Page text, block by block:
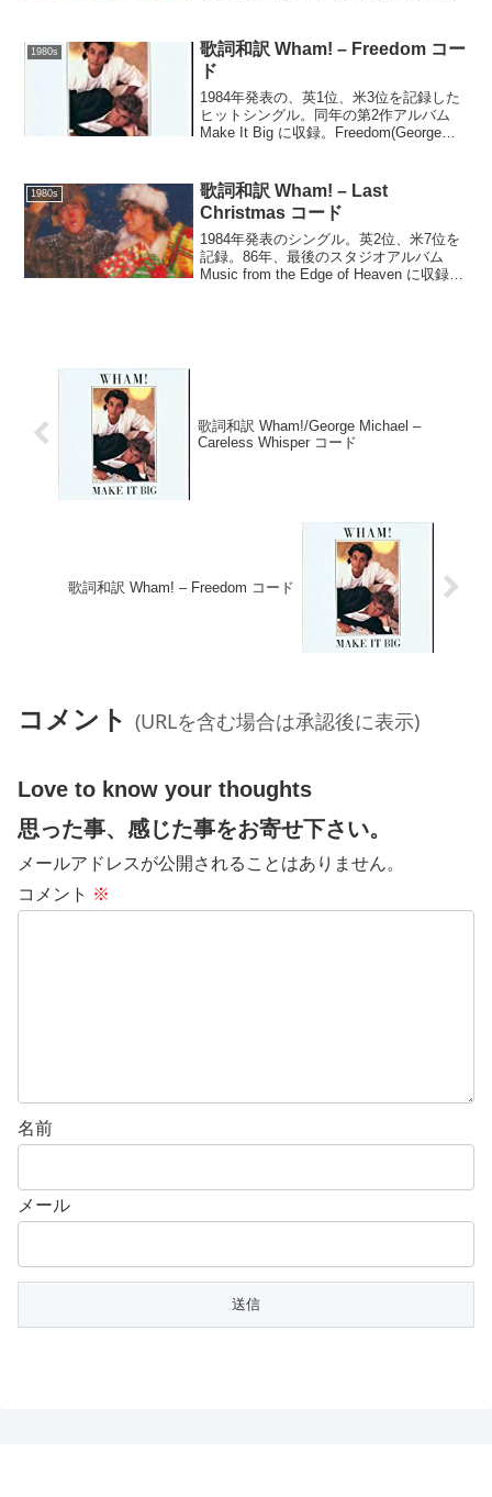
トとなった。もう一つの本国アイルラン
ドを始め、多...
1980s
歌詞和訳 Wham! – Freedom コー
ド
1984年発表の、英1位、米3位を記録した
ヒットシングル。同年の第2作アルバム
Make It Big に収録。Freedom(George
1980s
歌詞和訳 Wham! – Last
Christmas コード
1984年発表のシングル。英2位、米7位を
記録。86年、最後のスタジオアルバム
Music from the Edge of Heaven に収録。
歌詞和訳 Wham!/George Michael –
Careless Whisper コード
歌詞和訳 Wham! – Freedom コード
コメント (URLを含む場合は承認後に表示)
Love to know your thoughts
思った事、感じた事をお寄せ下さい。
メールアドレスが公開されることはありません。
コメント ※
名前
メール